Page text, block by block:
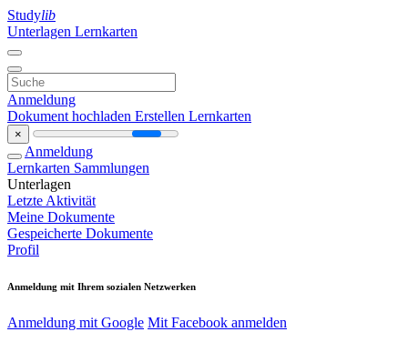
Studylib
Unterlagen Lernkarten
Anmeldung
Dokument hochladen Erstellen Lernkarten
×
Anmeldung
Lernkarten Sammlungen
Unterlagen
Letzte Aktivität
Meine Dokumente
Gespeicherte Dokumente
Profil
Anmeldung mit Ihrem sozialen Netzwerken
Anmeldung mit Google Mit Facebook anmelden